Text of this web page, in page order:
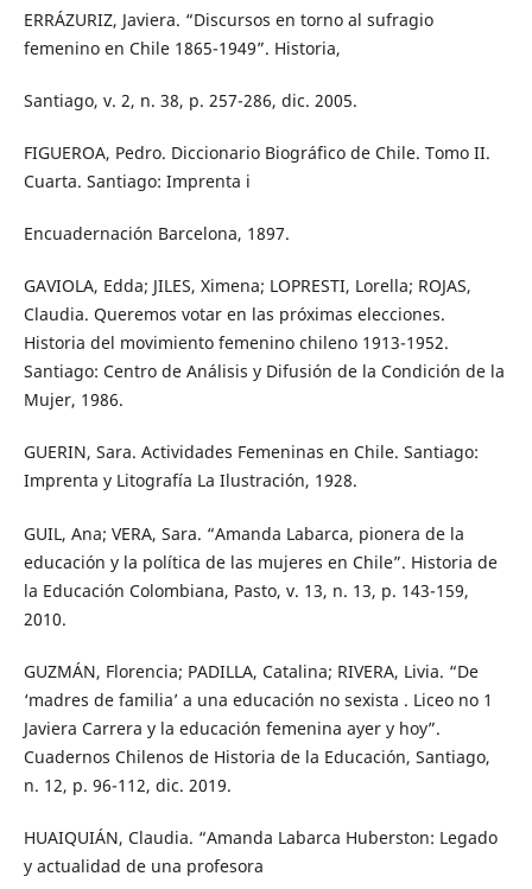
ERRÁZURIZ, Javiera. “Discursos en torno al sufragio
femenino en Chile 1865-1949”. Historia,
Santiago, v. 2, n. 38, p. 257-286, dic. 2005.
FIGUEROA, Pedro. Diccionario Biográfico de Chile. Tomo II.
Cuarta. Santiago: Imprenta i
Encuadernación Barcelona, 1897.
GAVIOLA, Edda; JILES, Ximena; LOPRESTI, Lorella; ROJAS,
Claudia. Queremos votar en las próximas elecciones.
Historia del movimiento femenino chileno 1913-1952.
Santiago: Centro de Análisis y Difusión de la Condición de la
Mujer, 1986.
GUERIN, Sara. Actividades Femeninas en Chile. Santiago:
Imprenta y Litografía La Ilustración, 1928.
GUIL, Ana; VERA, Sara. “Amanda Labarca, pionera de la
educación y la política de las mujeres en Chile”. Historia de
la Educación Colombiana, Pasto, v. 13, n. 13, p. 143-159,
2010.
GUZMÁN, Florencia; PADILLA, Catalina; RIVERA, Livia. “De
‘madres de familia’ a una educación no sexista . Liceo no 1
Javiera Carrera y la educación femenina ayer y hoy”.
Cuadernos Chilenos de Historia de la Educación, Santiago,
n. 12, p. 96-112, dic. 2019.
HUAIQUIÁN, Claudia. “Amanda Labarca Huberston: Legado
y actualidad de una profesora